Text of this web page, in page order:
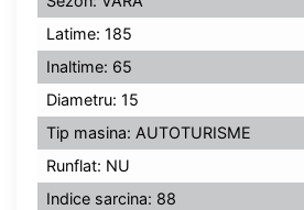
Latime: 185
Inaltime: 65
Diametru: 15
Tip masina: AUTOTURISME
Runflat: NU
Indice sarcina: 88